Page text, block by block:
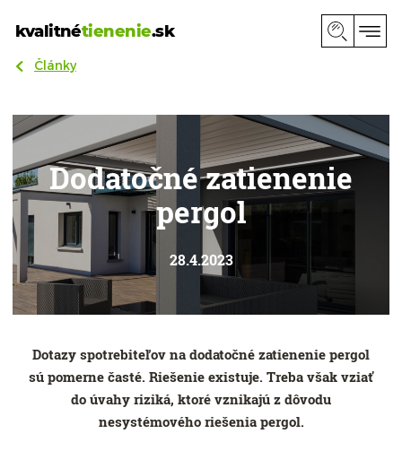
kvalitnétienenie.sk
Články
Dodatočné zatienenie
pergol
28.4.2023
Dotazy spotrebiteľov na dodatočné zatienenie pergol
sú pomerne časté. Riešenie existuje. Treba však vziať
do úvahy riziká, ktoré vznikajú z dôvodu
nesystémového riešenia pergol.